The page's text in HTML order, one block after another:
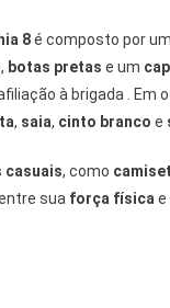
8é composto por um
, botas pretas e um
à brigada . Em
, saia, cinto branco e
casuais, como
sua força física e